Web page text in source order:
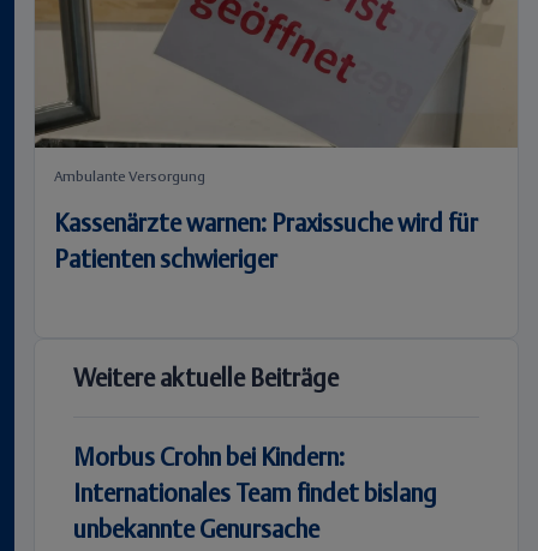
Ambulante Versorgung
Kassenärzte warnen: Praxissuche wird für
Patienten schwieriger
Weitere aktuelle Beiträge
Morbus Crohn bei Kindern:
Internationales Team findet bislang
unbekannte Genursache